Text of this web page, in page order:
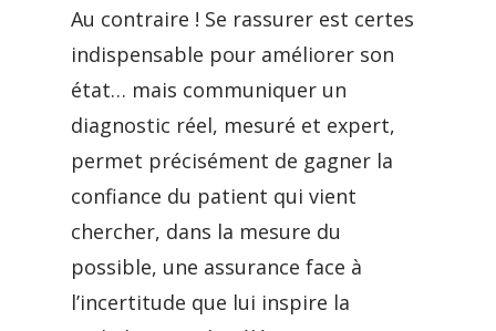
Au contraire ! Se rassurer est certes
indispensable pour améliorer son
état… mais communiquer un
diagnostic réel, mesuré et expert,
permet précisément de gagner la
confiance du patient qui vient
chercher, dans la mesure du
possible, une assurance face à
l’incertitude que lui inspire la